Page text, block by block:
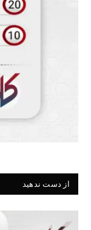
از دست ندهید